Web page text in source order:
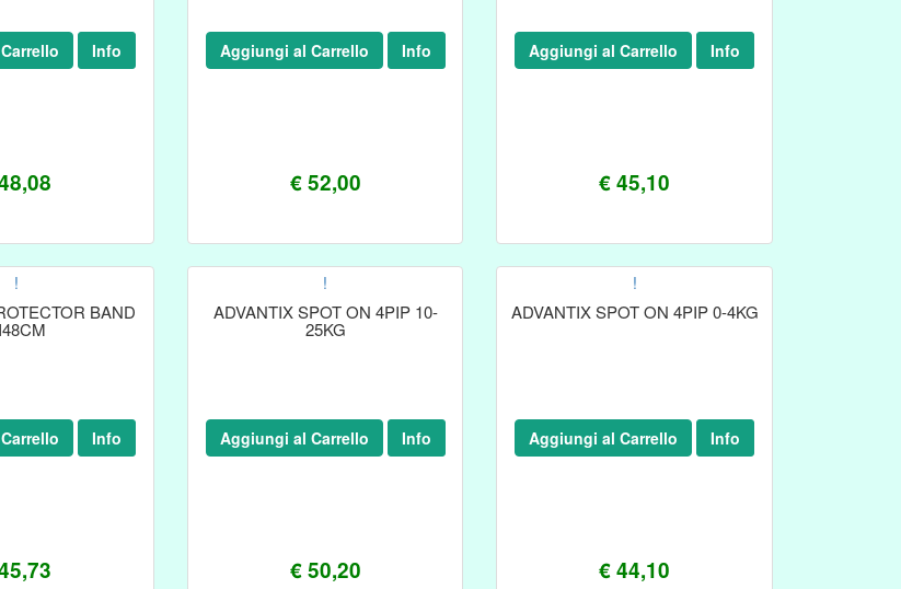
Info
€ 52,00
Aggiungi al Carrello Info
€ 45,10
Aggiungi al Carrello Info
!
BAND
Info
!
ADVANTIX SPOT ON 4PIP 10-
25KG
€ 50,20
Aggiungi al Carrello Info
!
ADVANTIX SPOT ON 4PIP 0-4KG
€ 44,10
Aggiungi al Carrello Info